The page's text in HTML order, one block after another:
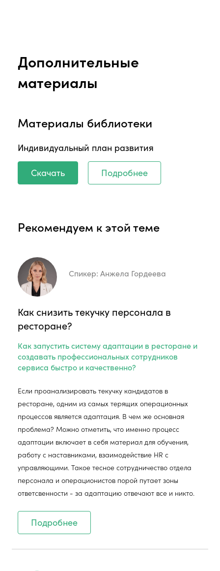
Дополнительные
материалы
Материалы библиотеки
Индивидуальный план развития
Скачать Подробнее
Рекомендуем к этой теме
Спикер: Анжела Гордеева
Как снизить текучку персонала в
ресторане?
Как запустить систему адаптации в ресторане и
создавать профессиональных сотрудников
сервиса быстро и качественно?
Если проанализировать текучку кандидатов в
ресторане, одним из самых терящих операционных
процессов является адаптация. В чем же основная
проблема? Можно отметить, что именно процесс
адаптации включает в себя материал для обучения,
работу с наставниками, взаимодействие HR с
управляющими. Такое тесное сотрудничество отдела
персонала и операционистов порой путает зоны
ответсвенности - за адаптацию отвечают все и никто.
Подробнее